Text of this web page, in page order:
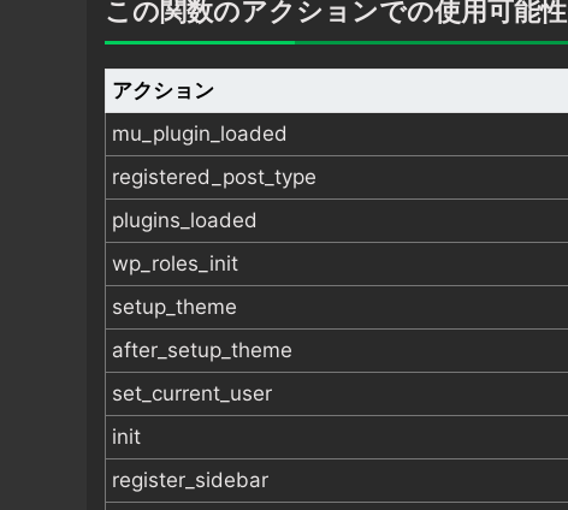
この関数のアクションでの使用可能性
アクション
mu_plugin_loaded
registered_post_type
plugins_loaded
wp_roles_init
setup_theme
after_setup_theme
set_current_user
init
register_sidebar